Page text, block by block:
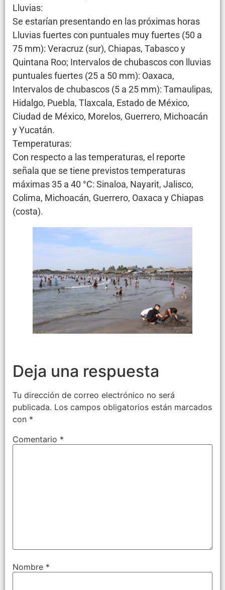
Lluvias:
Se estarían presentando en las próximas horas
Lluvias fuertes con puntuales muy fuertes (50 a
75 mm): Veracruz (sur), Chiapas, Tabasco y
Quintana Roo; Intervalos de chubascos con lluvias
puntuales fuertes (25 a 50 mm): Oaxaca,
Intervalos de chubascos (5 a 25 mm): Tamaulipas,
Hidalgo, Puebla, Tlaxcala, Estado de México,
Ciudad de México, Morelos, Guerrero, Michoacán
y Yucatán.
Temperaturas:
Con respecto a las temperaturas, el reporte
señala que se tiene previstos temperaturas
máximas 35 a 40 °C: Sinaloa, Nayarit, Jalisco,
Colima, Michoacán, Guerrero, Oaxaca y Chiapas
(costa).
Deja una respuesta
Tu dirección de correo electrónico no será
publicada. Los campos obligatorios están marcados
con *
Comentario *
Nombre *